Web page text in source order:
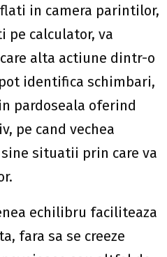
in camera parintilor,
pe calculator, va
alta actiune dintr-o
identifica schimbari,
pardoseala oferind
pe cand vechea
situatii prin care va
echilibru faciliteaza
fara sa se creeze